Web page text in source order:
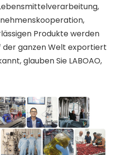
Produkte werden
der ganzen Welt exportiert
glauben Sie LABOAO,